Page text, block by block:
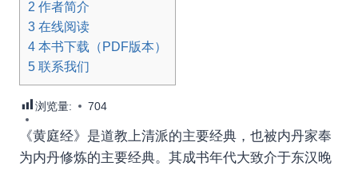
2 作者简介
3 在线阅读
4 本书下载（PDF版本）
5 联系我们
浏览量: 704
《黄庭经》是道教上清派的主要经典，也被内丹家奉
为内丹修炼的主要经典。其成书年代大致介于东汉晚